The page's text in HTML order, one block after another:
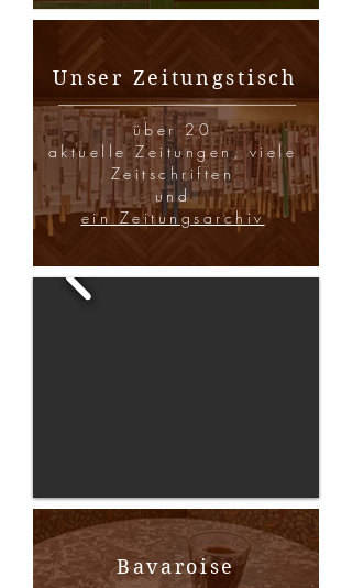
Unser Zeitungstisch
über 20
aktuelle Zeitungen, viele
Zeitschriften
und
ein Zeitungsarchiv
Bavaroise